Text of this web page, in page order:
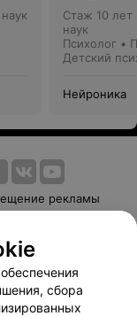
Стаж 10 лет
наук
Психолог •
Детский
Нейроника
рекламы
оплаты
сбора